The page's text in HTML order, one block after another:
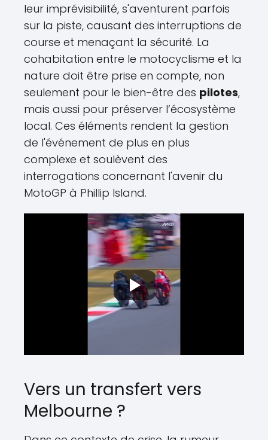
leur imprévisibilité, s'aventurent parfois
sur la piste, causant des interruptions de
course et menaçant la sécurité. La
cohabitation entre le motocyclisme et la
nature doit être prise en compte, non
seulement pour le bien-être des pilotes,
mais aussi pour préserver l’écosystème
local. Ces éléments rendent la gestion
de l'événement de plus en plus
complexe et soulèvent des
interrogations concernant l'avenir du
MotoGP à Phillip Island.
Vers un transfert vers
Melbourne ?